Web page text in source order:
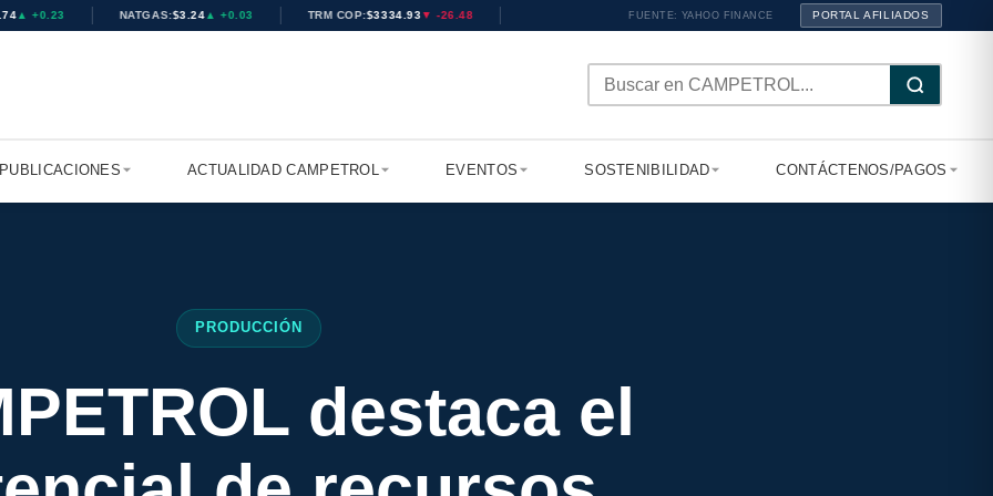
+0.23 NATGAS:$3.24▲ +0.03 TRM COP:$3334.93▼ -26.48 FUENTE: YAHOO FINANCE PORTAL AFILIADOS
PUBLICACIONES ACTUALIDAD CAMPETROL EVENTOS SOSTENIBILIDAD CONTÁCTENOS/PAGOS
PRODUCCIÓN
destaca el